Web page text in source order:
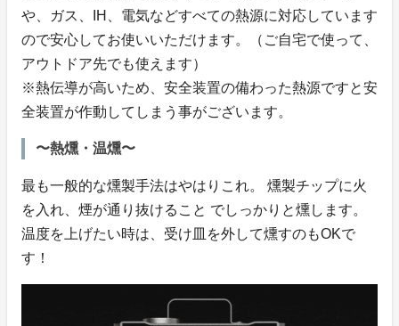
や、ガス、IH、電気などすべての熱源に対応しています
ので安心してお使いいただけます。（ご自宅で使って、
アウトドア先でも使えます）
※熱伝導が高いため、安全装置の備わった熱源ですと安
全装置が作動してしまう事がございます。
〜熱燻・温燻〜
最も一般的な燻製手法はやはりこれ。 燻製チップに火
を入れ、煙が通り抜けること でしっかりと燻します。
温度を上げたい時は、受け皿を外して燻すのもOKで
す！